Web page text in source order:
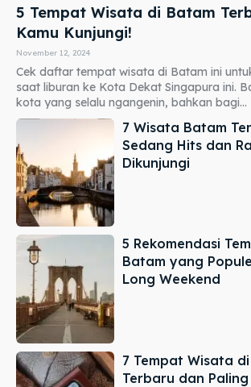
5 Tempat Wisata di Batam
Kamu Kunjungi!
November 12, 2024
Cek daftar tempat wisata di Batam ini
saat liburan ke Kota Dekat Singapura ini.
kota yang selalu ngangenin, bahkan bagi...
7 Wisata Batam
Sedang Hits dan
Dikunjungi
5 Rekomendasi
Batam yang
Long Weekend
7 Tempat Wisata
Terbaru dan